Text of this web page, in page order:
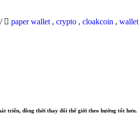
/ paper wallet , crypto , cloakcoin , wallet
triển, đồng thời thay đổi thế giới theo hướng tốt hơn.